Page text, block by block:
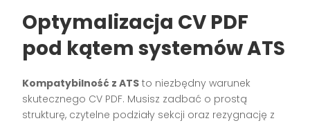
Optymalizacja CV PDF
pod kątem systemów ATS
Kompatybilność z ATS to niezbędny warunek
skutecznego CV PDF. Musisz zadbać o prostą
strukturę, czytelne podziały sekcji oraz rezygnację z